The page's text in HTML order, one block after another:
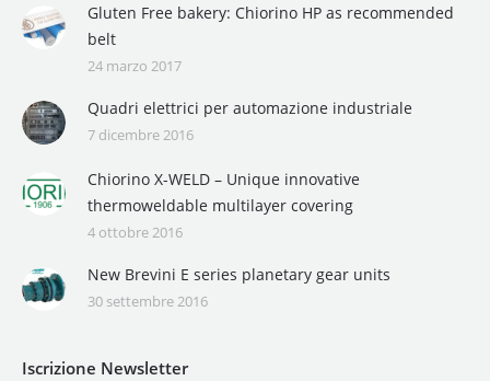
Gluten Free bakery: Chiorino HP as recommended
belt
24 marzo 2017
Quadri elettrici per automazione industriale
7 dicembre 2016
Chiorino X-WELD – Unique innovative
thermoweldable multilayer covering
4 ottobre 2016
New Brevini E series planetary gear units
30 settembre 2016
Iscrizione Newsletter